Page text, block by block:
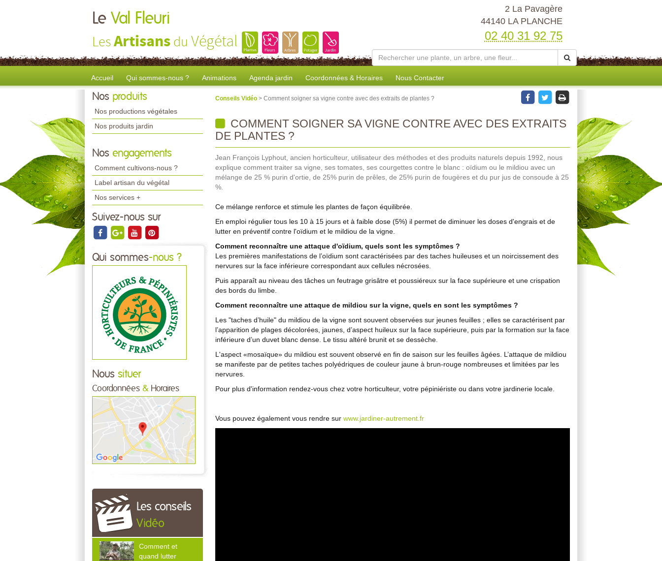
Le Val Fleuri
LesArtisans du Végétal
2 La Pavagère
44140 LA PLANCHE
02 40 31 92 75
Accueil Qui sommes-nous ? Animations Agenda jardin Coordonnées & Horaires Nous Contacter
Nos produits
Nos productions végétales
Nos produits jardin
Nos engagements
Comment cultivons-nous ?
Label artisan du végétal
Nos services +
Suivez-nous sur
Qui sommes-nous ?
Nous situer
Coordonnées & Horaires
Les conseils
Vidéo
Comment et
quand lutter
Conseils Vidéo > Comment soigner sa vigne contre avec des extraits de plantes ?
COMMENT SOIGNER SA VIGNE CONTRE AVEC DES EXTRAITS
DE PLANTES ?
Jean François Lyphout, ancien horticulteur, utilisateur des méthodes et des produits naturels depuis 1992, nous
explique comment traiter sa vigne, ses tomates, ses courgettes contre le blanc : oïdium ou le mildiou avec un
mélange de 25 % purin d'ortie, de 25% purin de prêles, de 25% purin de fougères et du pur jus de consoude à 25
%.
Ce mélange renforce et stimule les plantes de façon équilibrée.
En emploi régulier tous les 10 à 15 jours et à faible dose (5%) il permet de diminuer les doses d'engrais et de
lutter en préventif contre l'oïdium et le mildiou de la vigne.
Comment reconnaître une attaque d'oïdium, quels sont les symptômes ?
Les premières manifestations de l’oïdium sont caractérisées par des taches huileuses et un noircissement des
nervures sur la face inférieure correspondant aux cellules nécrosées.
Puis apparaît au niveau des tâches un feutrage grisâtre et poussiéreux sur la face supérieure et une crispation
des bords du limbe.
Comment reconnaître une attaque de mildiou sur la vigne, quels en sont les symptômes ?
Les "taches d’huile" du mildiou de la vigne sont souvent observées sur jeunes feuilles ; elles se caractérisent par
l’apparition de plages décolorées, jaunes, d’aspect huileux sur la face supérieure, puis par la formation sur la face
inférieure d’un duvet blanc dense. Le tissu altéré brunit et se dessèche.
L'aspect «mosaïque» du mildiou est souvent observé en fin de saison sur les feuilles âgées. L’attaque de mildiou
se manifeste par de petites taches polyédriques de couleur jaune à brun-rouge nombreuses et limitées par les
nervures.
Pour plus d'information rendez-vous chez votre horticulteur, votre pépiniériste ou dans votre jardinerie locale.
Vous pouvez également vous rendre sur www.jardiner-autrement.fr